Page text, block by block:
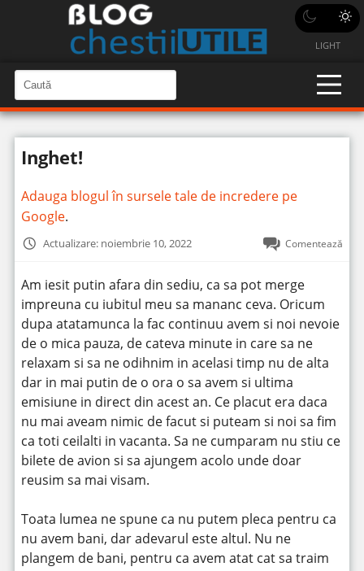
LIGHT
a
u
t
n
C
a
u
î
n
t
Inghet!
Adauga blogul în sursele tale de incredere pe
Google.
Actualizare: noiembrie 10, 2022 Comentează
Am iesit putin afara din sediu, ca sa pot merge
impreuna cu iubitul meu sa mananc ceva. Oricum
dupa atatamunca la fac continuu avem si noi nevoie
de o mica pauza, de cateva minute in care sa ne
relaxam si sa ne odihnim in acelasi timp nu de alta
dar in mai putin de o ora o sa avem si ultima
emisiune in direct din acest an. Ce placut era daca
nu mai aveam nimic de facut si puteam si noi sa fim
ca toti ceilalti in vacanta. Sa ne cumparam nu stiu ce
bilete de avion si sa ajungem acolo unde doar
reusim sa mai visam.
Toata lumea ne spune ca nu putem pleca pentru ca
nu avem bani, dar adevarul este altul. Nu ne
plangem de bani, pentru ca avem atat cat sa traim